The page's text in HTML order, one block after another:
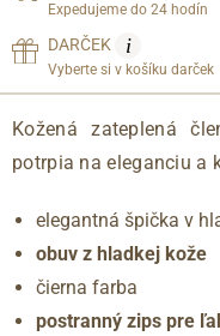
Expedujeme do 24 hodín
DARČEK i
Vyberte si v košíku darček
Kožená zateplená
potrpia na eleganciu a
elegantná špička v
obuv z hladkej kože
čierna farba
postranný zips pre